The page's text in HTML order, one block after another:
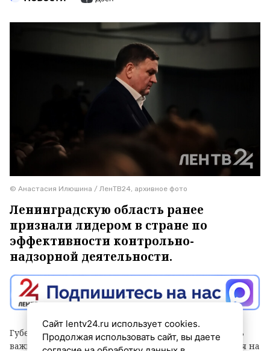
© Анастасия Илюшина / ЛенТВ24, архивное фото
Ленинградскую область ранее
признали лидером в стране по
эффективности контрольно-
надзорной деятельности.
Губернатор Александр Дрозденко заявил, что теперь
важно сохранить лидерство после отмены моратория на
Сайт lentv24.ru использует cookies.
Продолжая использовать сайт, вы даете